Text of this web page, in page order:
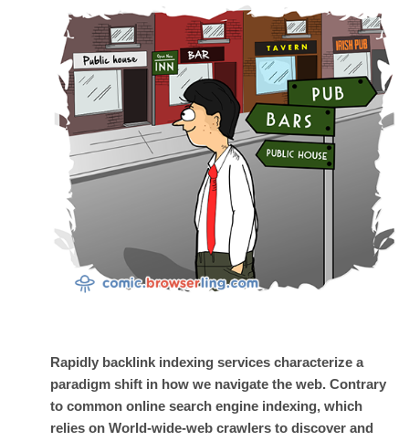
Rapidly backlink indexing services characterize a
paradigm shift in how we navigate the web. Contrary
to common online search engine indexing, which
relies on World-wide-web crawlers to discover and